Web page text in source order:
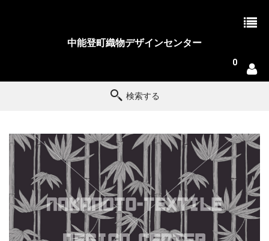
中能登町織物デザインセンター
0
検索する